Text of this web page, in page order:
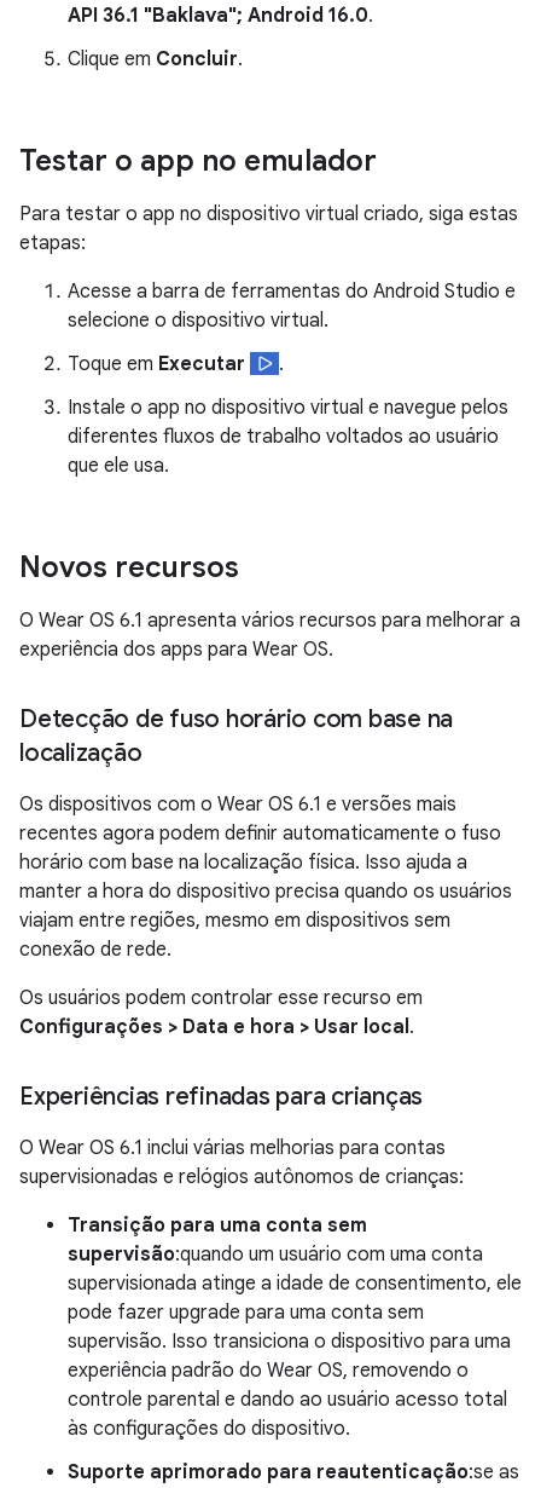
API 36.1 "Baklava"; Android 16.0.
Clique em Concluir.
Testar o app no emulador
Para testar o app no dispositivo virtual criado, siga estas
etapas:
Acesse a barra de ferramentas do Android Studio e
selecione o dispositivo virtual.
Toque em Executar
.
Instale o app no dispositivo virtual e navegue pelos
diferentes fluxos de trabalho voltados ao usuário
que ele usa.
Novos recursos
O Wear OS 6.1 apresenta vários recursos para melhorar a
experiência dos apps para Wear OS.
Detecção de fuso horário com base na
localização
Os dispositivos com o Wear OS 6.1 e versões mais
recentes agora podem definir automaticamente o fuso
horário com base na localização física. Isso ajuda a
manter a hora do dispositivo precisa quando os usuários
viajam entre regiões, mesmo em dispositivos sem
conexão de rede.
Os usuários podem controlar esse recurso em
Configurações > Data e hora > Usar local.
Experiências refinadas para crianças
O Wear OS 6.1 inclui várias melhorias para contas
supervisionadas e relógios autônomos de crianças:
Transição para uma conta sem
supervisão:quando um usuário com uma conta
supervisionada atinge a idade de consentimento, ele
pode fazer upgrade para uma conta sem
supervisão. Isso transiciona o dispositivo para uma
experiência padrão do Wear OS, removendo o
controle parental e dando ao usuário acesso total
às configurações do dispositivo.
Suporte aprimorado para reautenticação:se as